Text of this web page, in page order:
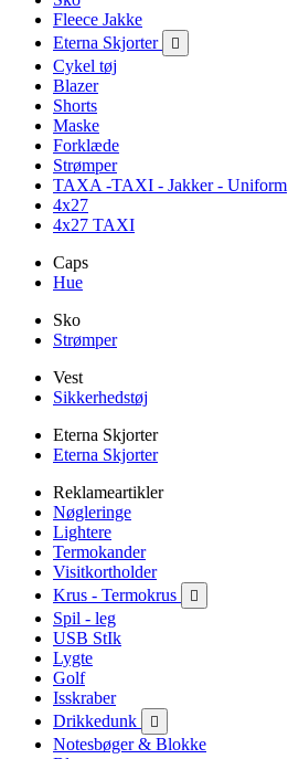
Fleece Jakke
Eterna Skjorter

Cykel tøj
Blazer
Shorts
Maske
Forklæde
Strømper
TAXA -TAXI - Jakker - Uniform
4x27
4x27 TAXI
Caps
Hue
Sko
Strømper
Vest
Sikkerhedstøj
Eterna Skjorter
Eterna Skjorter
Reklameartikler
Nøgleringe
Lightere
Termokander
Visitkortholder
Krus - Termokrus

Spil - leg
USB StIk
Lygte
Golf
Isskraber
Drikkedunk

Notesbøger & Blokke